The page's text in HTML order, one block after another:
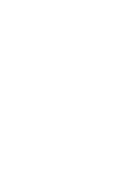
BREAKING